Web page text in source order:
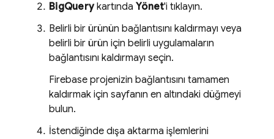
BigQuerykartında Yönet'i tıklayın.
Belirli bir ürünün bağlantısını kaldırmayı veya
belirli bir ürün için belirli uygulamaların
bağlantısını kaldırmayı seçin.
Firebase projenizin bağlantısını tamamen
kaldırmak için sayfanın en altındaki düğmeyi
bulun.
İstendiğinde dışa aktarma işlemlerini